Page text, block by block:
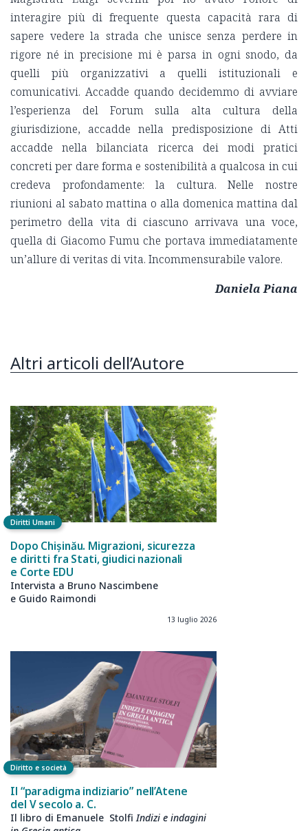
interagire più di frequente questa capacità rara di
sapere vedere la strada che unisce senza perdere in
rigore né in precisione mi è parsa in ogni snodo, da
quelli più organizzativi a quelli istituzionali e
comunicativi. Accadde quando decidemmo di avviare
l’esperienza del Forum sulla alta cultura della
giurisdizione, accadde nella predisposizione di Atti
accadde nella bilanciata ricerca dei modi pratici
concreti per dare forma e sostenibilità a qualcosa in cui
credeva profondamente: la cultura. Nelle nostre
riunioni al sabato mattina o alla domenica mattina dal
perimetro della vita di ciascuno arrivava una voce,
quella di Giacomo Fumu che portava immediatamente
un’allure di veritas di vita. Incommensurabile valore.
Daniela Piana
Altri articoli dell’Autore
Diritti Umani
Dopo Chișinău. Migrazioni, sicurezza
e diritti fra Stati, giudici nazionali
e Corte EDU
Intervista a Bruno Nascimbene
e Guido Raimondi
13 luglio 2026
Diritto e società
Il “paradigma indiziario” nell’Atene
del V secolo a. C.
Il libro di Emanuele Stolfi Indizi e indagini